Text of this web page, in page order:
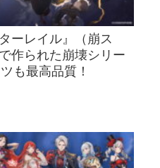
ーレイル』（崩ス
作られた崩壊シリー
も最高品質！